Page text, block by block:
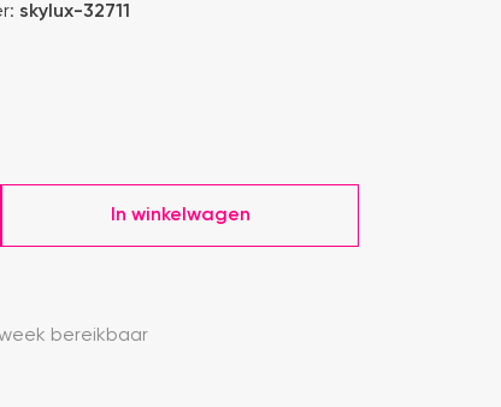
skylux-32711
In winkelwagen
bereikbaar